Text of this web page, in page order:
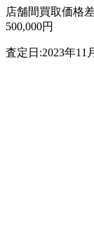
店舗間買取価格
500,000円
査定日:2023年11